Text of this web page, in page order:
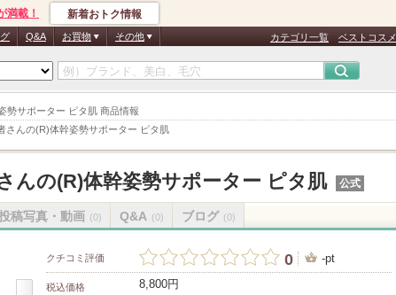
勢サポーター ピタ肌 商品情報
さんの(R)体幹姿勢サポーター ピタ肌
満載！ 新着おトク情報
Q&A お買物 その他 カテゴリ一覧 ベストコスメ
んの(R)体幹姿勢サポーター ピタ肌 公式
稿写真・動画 (0) Q&A (0) ブログ (0)
クチコミ評価 0 -pt
税込価格 8,800円